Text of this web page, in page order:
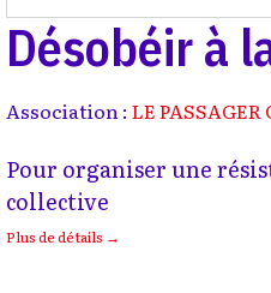
Désobéir à
Association : LE
Pour organiser une
collective
Plus de détails →